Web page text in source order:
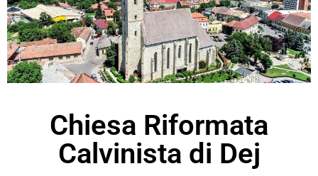
Chiesa Riformata
Calvinista di Dej